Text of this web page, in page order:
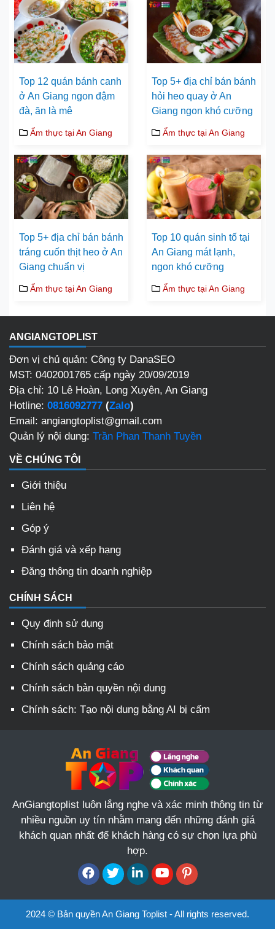
Top 12 quán bánh canh
ở An Giang ngon đậm
đà, ăn là mê
Ẩm thực tại An Giang
Top 5+ địa chỉ bán bánh
hỏi heo quay ở An
Giang ngon khó cưỡng
Ẩm thực tại An Giang
Top 5+ địa chỉ bán bánh
tráng cuốn thịt heo ở An
Giang chuẩn vị
Ẩm thực tại An Giang
Top 10 quán sinh tố tại
An Giang mát lạnh,
ngon khó cưỡng
Ẩm thực tại An Giang
ANGIANGTOPLIST
Đơn vị chủ quản: Công ty DanaSEO
MST: 0402001765 cấp ngày 20/09/2019
Địa chỉ: 10 Lê Hoàn, Long Xuyên, An Giang
Hotline: 0816092777 (Zalo)
Email: angiangtoplist@gmail.com
Quản lý nội dung: Trần Phan Thanh Tuyền
VỀ CHÚNG TÔI
Giới thiệu
Liên hệ
Góp ý
Đánh giá và xếp hạng
Đăng thông tin doanh nghiệp
CHÍNH SÁCH
Quy định sử dụng
Chính sách bảo mật
Chính sách quảng cáo
Chính sách bản quyền nội dung
Chính sách: Tạo nội dung bằng AI bị cấm
AnGiangtoplist luôn lắng nghe và xác minh thông tin từ
nhiều nguồn uy tín nhằm mang đến những đánh giá
khách quan nhất để khách hàng có sự chọn lựa phù
hợp.
2024 © Bản quyền An Giang Toplist - All rights reserved.